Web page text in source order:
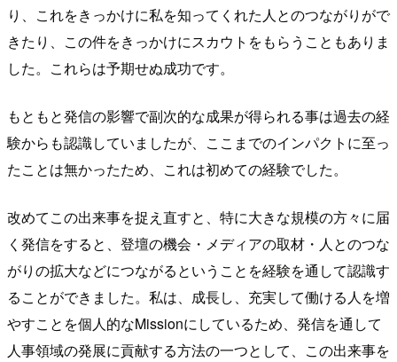
り、これをきっかけに私を知ってくれた人とのつながりがで
きたり、この件をきっかけにスカウトをもらうこともありま
した。これらは予期せぬ成功です。
もともと発信の影響で副次的な成果が得られる事は過去の経
験からも認識していましたが、ここまでのインパクトに至っ
たことは無かったため、これは初めての経験でした。
改めてこの出来事を捉え直すと、特に大きな規模の方々に届
く発信をすると、登壇の機会・メディアの取材・人とのつな
がりの拡大などにつながるということを経験を通して認識す
ることができました。私は、成長し、充実して働ける人を増
やすことを個人的なMissionにしているため、発信を通して
人事領域の発展に貢献する方法の一つとして、この出来事を